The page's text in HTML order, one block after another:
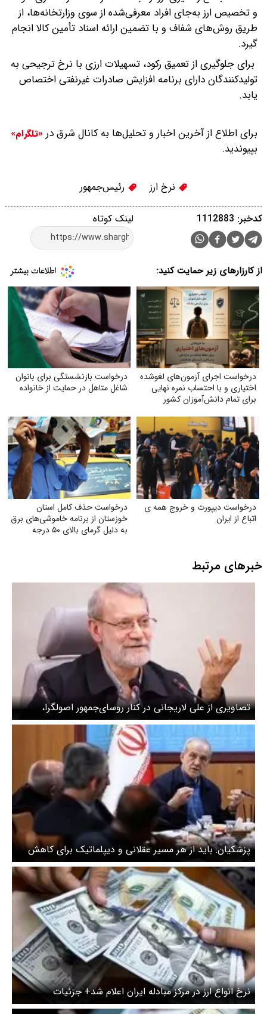
و تخصیص ارز‌ به‌جای افراد معرفی‌شده از سوی وزارتخانه‌ها، از
طریق روش‌های شفاف و با تضمین ارائه اسناد تأمین کالا انجام
گیرد.
برای جلوگیری از تعمیق رکود، تسهیلات ارزی با نرخ ترجیحی به
تولیدکنندگان دارای برنامه افزایش صادرات غیرنفتی اختصاص
یابد.
برای اطلاع از آخرین اخبار و تحلیل‌ها به کانال شرق در «تلگرام»
بپیوندید.
نرخ ارز رئیس‌جمهور
لینک کوتاه کدخبر: 1112883
از کارزارهای زیر حمایت کنید:
درخواست اجرای آزمون‌های لغوشده
اختیاری و با احتساب نمره نهایی
برای تمام دانش‌آموزان کشور
درخواست بازنشستگی برای بانوان
شاغل متاهل در حمایت از خانواده
درخواست دیپورت و خروج همه ی
اتباع از ایران
درخواست حذف کامل استان
خوزستان از برنامه خاموشی‌های برق
به دلیل گرمای بالای ۵۰ درجه
خبرهای مرتبط
تصاویری از علی لاریجانی در کنار روسای‌جمهور اصولگرا،
اصلاح‌طلب و اعتدالگرا + عکس
پزشکیان: باید از هر مسیر عقلانی و دیپلماتیک برای کاهش
تنش‌ها استفاده کرد
نرخ انواع ارز در مرکز مبادله ایران اعلام شد+ جزئیات